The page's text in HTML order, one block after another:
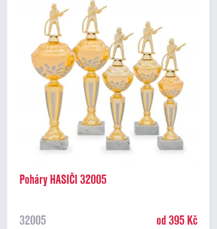
Poháry HASIČI 32005
32005 od 395 Kč